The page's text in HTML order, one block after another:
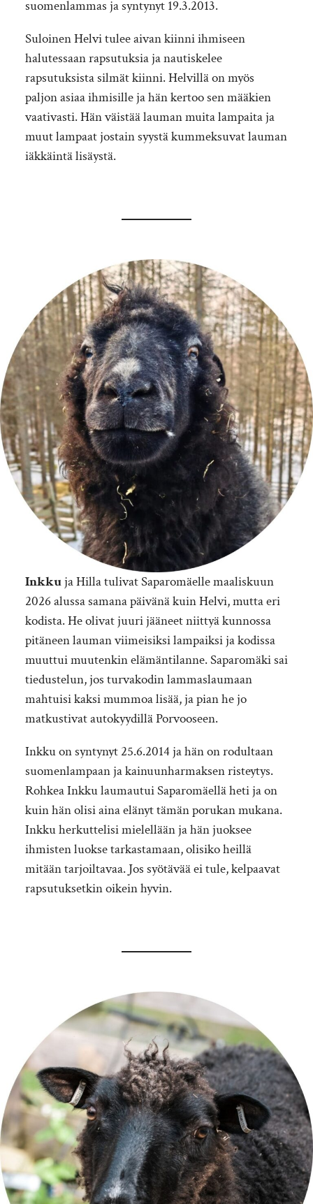
suomenlammas ja syntynyt 19.3.2013.
Suloinen Helvi tulee aivan kiinni ihmiseen
halutessaan rapsutuksia ja nautiskelee
rapsutuksista silmät kiinni. Helvillä on myös
paljon asiaa ihmisille ja hän kertoo sen määkien
vaativasti. Hän väistää lauman muita lampaita ja
muut lampaat jostain syystä kummeksuvat lauman
iäkkäintä lisäystä.
Inkkuja Hilla tulivat Saparomäelle maaliskuun
2026 alussa samana päivänä kuin Helvi, mutta eri
kodista. He olivat juuri jääneet niittyä kunnossa
pitäneen lauman viimeisiksi lampaiksi ja kodissa
muuttui muutenkin elämäntilanne. Saparomäki sai
tiedustelun, jos turvakodin lammaslaumaan
mahtuisi kaksi mummoa lisää, ja pian he jo
matkustivat autokyydillä Porvooseen.
Inkku on syntynyt 25.6.2014 ja hän on rodultaan
suomenlampaan ja kainuunharmaksen risteytys.
Rohkea Inkku laumautui Saparomäellä heti ja on
kuin hän olisi aina elänyt tämän porukan mukana.
Inkku herkuttelisi mielellään ja hän juoksee
ihmisten luokse tarkastamaan, olisiko heillä
mitään tarjoiltavaa. Jos syötävää ei tule, kelpaavat
rapsutuksetkin oikein hyvin.